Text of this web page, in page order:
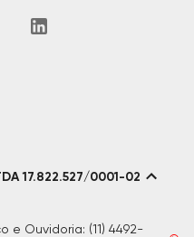
17.822.527/0001-02
e Ouvidoria: (11) 4492-